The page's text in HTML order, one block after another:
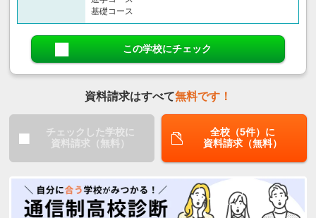
基礎コース
この学校にチェック
資料請求はすべて無料です！
チェックした学校に
資料請求（無料）
全校（5件）に
資料請求（無料）